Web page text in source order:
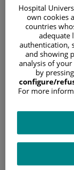
Sara
Marina
Hematología y
Hemoterapia
(UAH).
Doctorado en
Autónoma de
nuevos
materna".
Hospital
own cookies
countries
adequate
authentication,
and showing
analysis of your
by
configure/
For more